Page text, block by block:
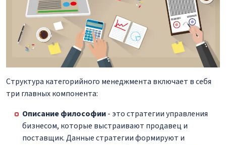
Структура категорийного менеджмента включает в себя
три главных компонента:
Описание философии- это стратегии управления
бизнесом, которые выстраивают продавец и
поставщик. Данные стратегии формируют и